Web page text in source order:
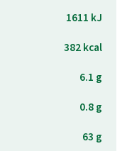
1611 kJ
382 kcal
6.1 g
0.8 g
63 g